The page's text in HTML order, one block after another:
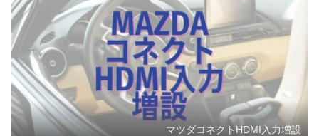
マツダコネクトHDMI入力増設